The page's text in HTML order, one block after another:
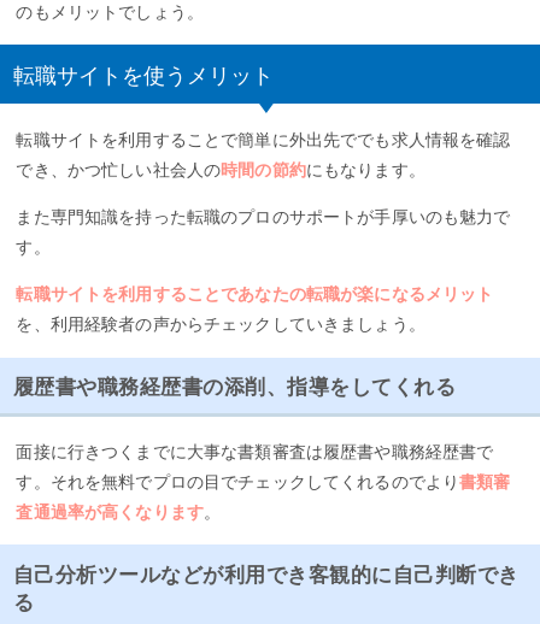
のもメリットでしょう。
転職サイトを使うメリット
転職サイトを利用することで簡単に外出先ででも求人情報を確認
でき、かつ忙しい社会人の時間の節約にもなります。
また専門知識を持った転職のプロのサポートが手厚いのも魅力で
す。
転職サイトを利用することであなたの転職が楽になるメリット
を、利用経験者の声からチェックしていきましょう。
履歴書や職務経歴書の添削、指導をしてくれる
面接に行きつくまでに大事な書類審査は履歴書や職務経歴書で
す。それを無料でプロの目でチェックしてくれるのでより書類審
査通過率が高くなります。
自己分析ツールなどが利用でき客観的に自己判断でき
る